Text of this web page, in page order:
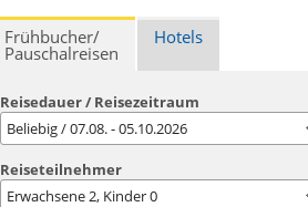
Frühbucher/
Pauschalreisen
Hotels
Reisedauer / Reisezeitraum
Beliebig / 07.08. - 05.10.2026
Reiseteilnehmer
Erwachsene2, Kinder0